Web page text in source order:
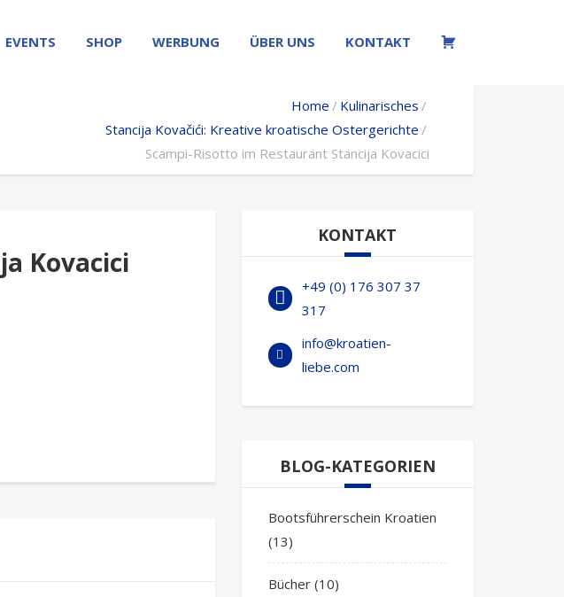
EVENTS SHOP WERBUNG ÜBER UNS KONTAKT
Home
Kulinarisches
Stancija Kovačići: Kreative kroatische Ostergerichte
Scampi-Risotto im Restaurant Stancija Kovacici
Kovacici
KONTAKT
+49 (0) 176 307 37
317
info@kroatien-
liebe.com
BLOG-KATEGORIEN
Bootsführerschein Kroatien
(13)
Bücher(10)